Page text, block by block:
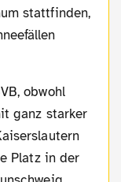
stattfinden,
ganz starker
Platz in der